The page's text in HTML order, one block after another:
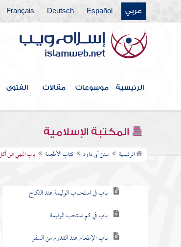
عربي Español
Deutsch
Français
الرئيسية موسوعات مقالات الفتوى
المكتبة الإسلامية
الرئيسية سنن أبي داود كتاب الأطعمة باب النهي عن
كتاب الأيمان والنذور
كتاب البيوع
كتاب الإجارة
كتاب الأقضية
كتاب العلم
كتاب الأشربة
كتاب الأطعمة
باب في استحباب الوليمة عند النكاح
باب في كم تستحب الوليمة
باب الإطعام عند القدوم من السفر